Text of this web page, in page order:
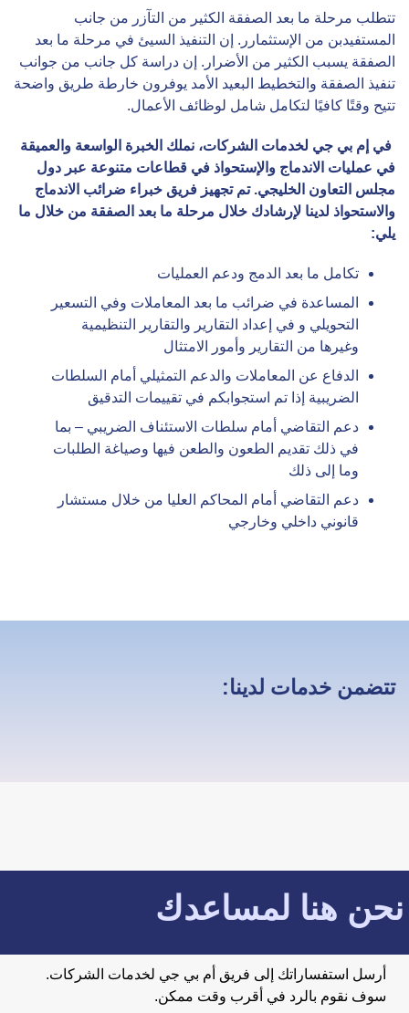
تتطلب مرحلة ما بعد الصفقة الكثير من التآزر من جانب
المستفيدبن من الإستثمارر. إن التنفيذ السيئ في مرحلة ما بعد
الصفقة يسبب الكثير من الأضرار. إن دراسة كل جانب من جوانب
تنفيذ الصفقة والتخطيط البعيد الأمد يوفرون خارطة طريق واضحة
تتيح وقتًا كافيًا لتكامل شامل لوظائف الأعمال.
في إم بي جي لخدمات الشركات، نملك الخبرة الواسعة والعميقة
في عمليات الاندماج والإستحواذ في قطاعات متنوعة عبر دول
مجلس التعاون الخليجي. تم تجهيز فريق خبراء ضرائب الاندماج
والاستحواذ لدينا لإرشادك خلال مرحلة ما بعد الصفقة من خلال ما
يلي:
تكامل ما بعد الدمج ودعم العمليات
المساعدة في ضرائب ما بعد المعاملات وفي التسعير
التحويلي و في إعداد التقارير والتقارير التنظيمية
وغيرها من التقارير وأمور الامتثال
الدفاع عن المعاملات والدعم التمثيلي أمام السلطات
الضريبية إذا تم استجوابكم في تقييمات التدقيق
دعم التقاضي أمام سلطات الاستئناف الضريبي – بما
في ذلك تقديم الطعون والطعن فيها وصياغة الطلبات
وما إلى ذلك
دعم التقاضي أمام المحاكم العليا من خلال مستشار
قانوني داخلي وخارجي
تتضمن خدمات لدينا:
نحن هنا لمساعدك
أرسل استفساراتك إلى فريق أم بي جي لخدمات الشركات.
سوف نقوم بالرد في أقرب وقت ممكن.